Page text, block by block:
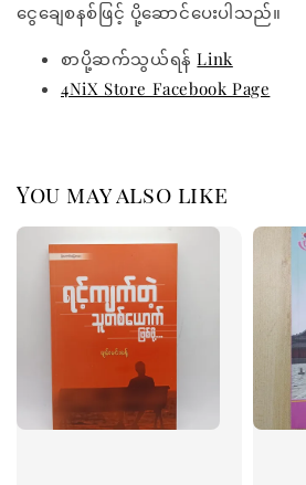
ငွေချေစနစ်ဖြင့် ပို့ဆောင်ပေးပါသည်။
စာပို့ဆက်သွယ်ရန်Link
4NiX Store Facebook Page
You may also like